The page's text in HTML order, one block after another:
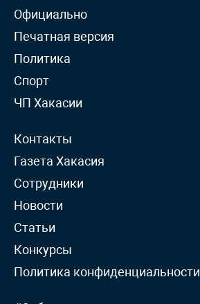
Официально
Печатная версия
Политика
Спорт
ЧП Хакасии
Контакты
Газета Хакасия
Сотрудники
Новости
Статьи
Конкурсы
Политика конфиденциальности